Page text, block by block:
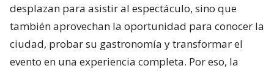
desplazan para asistir al espectáculo, sino que
también aprovechan la oportunidad para conocer la
ciudad, probar su gastronomía y transformar el
evento en una experiencia completa. Por eso, la